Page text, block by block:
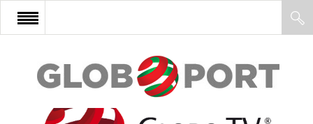
FŐOLDAL
AFRIKA